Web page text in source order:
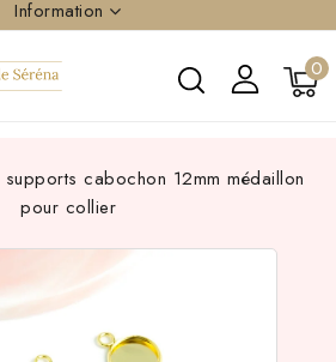
Information
0
supports cabochon 12mm médaillon
pour collier